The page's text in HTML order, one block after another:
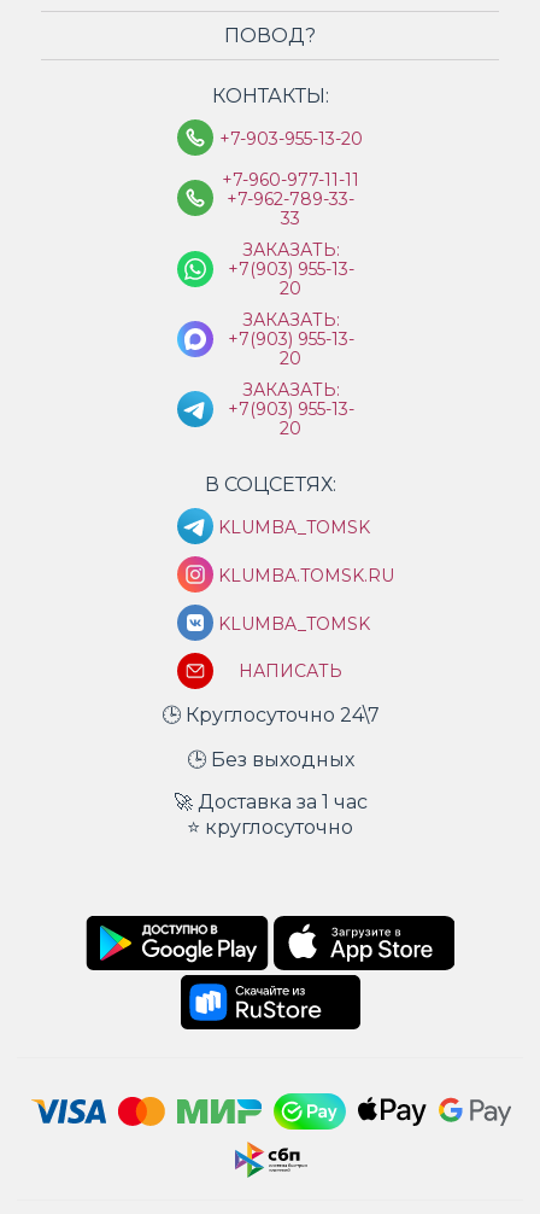
ПОВОД?
КОНТАКТЫ:
+7-903-955-13-20
+7-960-977-11-11
+7-962-789-33-
33
ЗАКАЗАТЬ:
+7(903) 955-13-
20
ЗАКАЗАТЬ:
+7(903) 955-13-
20
ЗАКАЗАТЬ:
+7(903) 955-13-
20
В СОЦСЕТЯХ:
KLUMBA_TOMSK
KLUMBA.TOMSK.RU
KLUMBA_TOMSK
НАПИСАТЬ
🕒 Круглосуточно 24\7
🕒 Без выходных
🚀 Доставка за 1 час
⭐ круглосуточно